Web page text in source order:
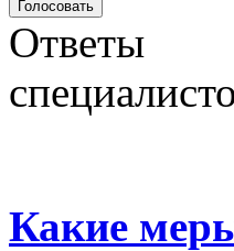
Ответы
Какие